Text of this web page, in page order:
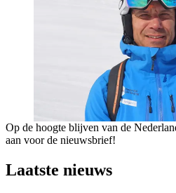
Op de hoogte blijven van de
aan voor de nieuwsbrief!
Laatste nieuws